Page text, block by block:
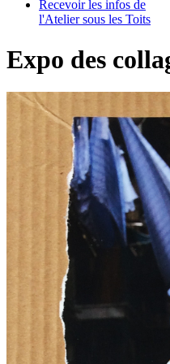
Recevoir les infos de
l'Atelier sous les Toits
Expo des